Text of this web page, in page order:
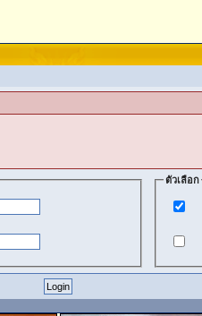
ตัวเลือก